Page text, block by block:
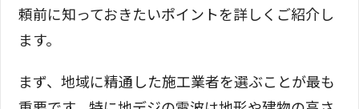
頼前に知っておきたいポイントを詳しくご紹介し
ます。
まず、地域に精通した施工業者を選ぶことが最も